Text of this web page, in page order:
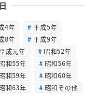
4年
平成5年
8年
平成9年
成元年
昭和52年
昭和55年
昭和56年
昭和59年
昭和60年
昭和63年 昭和その他